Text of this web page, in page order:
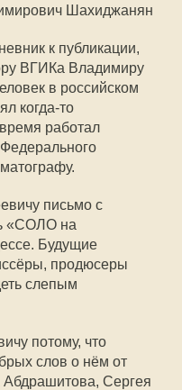
Шахиджанян
к публикации,
ВГИКа Владимиру
в российском
когда-то
работал
письмо с
«СОЛО на
Будущие
продюсеры
слепым
потому, что
слов о нём от
Сергея